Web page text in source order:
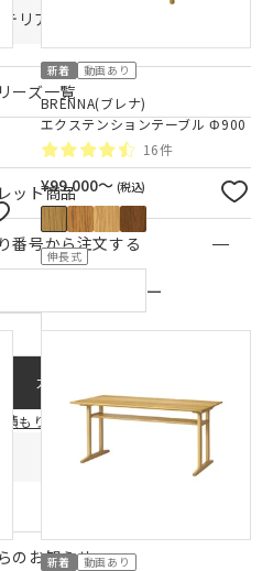
テリア雑貨・その他
ーズ一覧
ット商品
番号から注文する
ー
カートに入れる
見積もり連携についてはこちら
のお知らせ
新着 動画あり
BRENNA(ブレナ)
エクステンションテーブル Φ900
16件
¥99,000〜 (税込)
伸長式
新着 動画あり